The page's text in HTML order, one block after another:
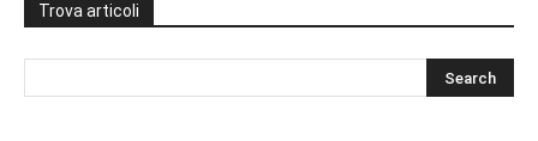
Trova articoli